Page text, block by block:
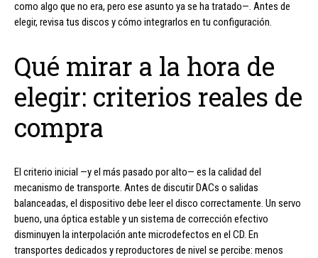
como algo que no era, pero ese asunto ya se ha tratado—. Antes de
elegir, revisa tus discos y cómo integrarlos en tu configuración.
Qué mirar a la hora de
elegir: criterios reales de
compra
El criterio inicial —y el más pasado por alto— es la calidad del
mecanismo de transporte. Antes de discutir DACs o salidas
balanceadas, el dispositivo debe leer el disco correctamente. Un servo
bueno, una óptica estable y un sistema de corrección efectivo
disminuyen la interpolación ante microdefectos en el CD. En
transportes dedicados y reproductores de nivel se percibe: menos